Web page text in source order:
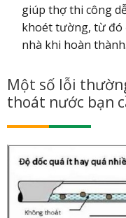
giúp thợ thi công
khoét tường, từ đó
nhà khi hoàn thành.
Một số lỗi
thoát nước bạn